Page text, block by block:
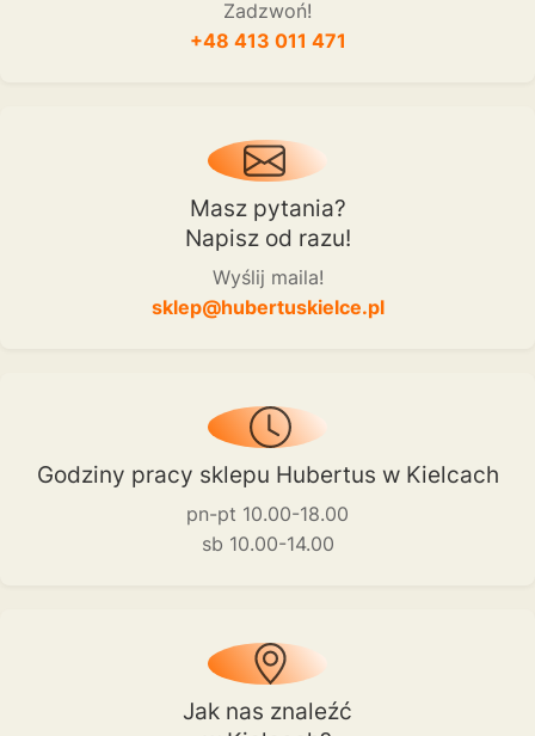
Zadzwoń!
+48 413 011 471
Masz pytania?
Napisz od razu!
Wyślij maila!
sklep@hubertuskielce.pl
Godziny pracy sklepu Hubertus w Kielcach
pn-pt 10.00-18.00
sb 10.00-14.00
Jak nas znaleźć